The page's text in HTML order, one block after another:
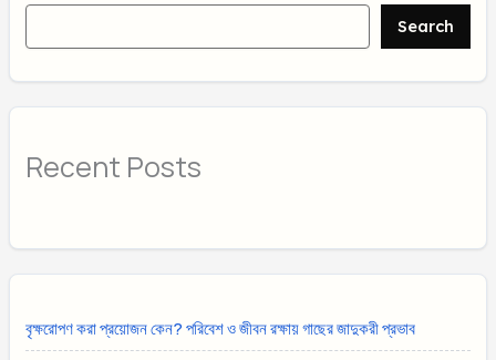
Search
Recent Posts
বৃক্ষরোপণ করা প্রয়োজন কেন? পরিবেশ ও জীবন রক্ষায় গাছের জাদুকরী প্রভাব